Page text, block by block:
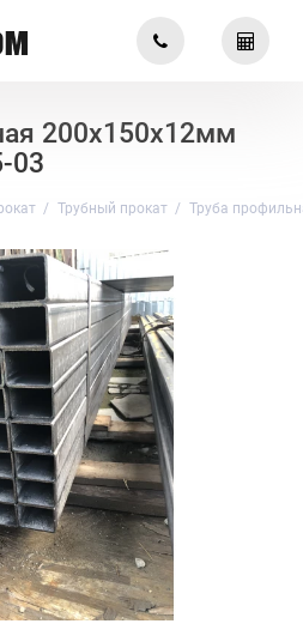
200х150х12мм
03
Трубный прокат Труба